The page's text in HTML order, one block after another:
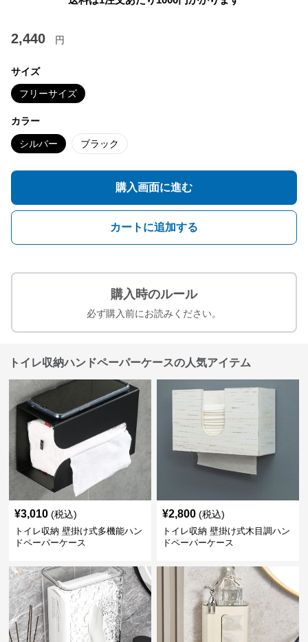
2,440 円
サイズ
フリーサイズ
カラー
シルバー ブラック
購入画面に進む
カートに追加する
購入時のルール
必ず購入前にお読みください。
トイレ収納ハンドペーパーケースの人気アイテム
¥3,010 (税込)
トイレ収納 壁掛け式多機能ハン
ドペーパーケース
¥2,800 (税込)
トイレ収納 壁掛け式木目調ハン
ドペーパーケース